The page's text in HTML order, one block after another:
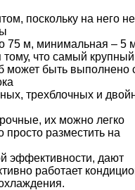
поскольку на него не
75 м, минимальная – 5
что самый
может быть выполнено
трехблочных и
их можно легко
разместить на
эффективности, дают
работает